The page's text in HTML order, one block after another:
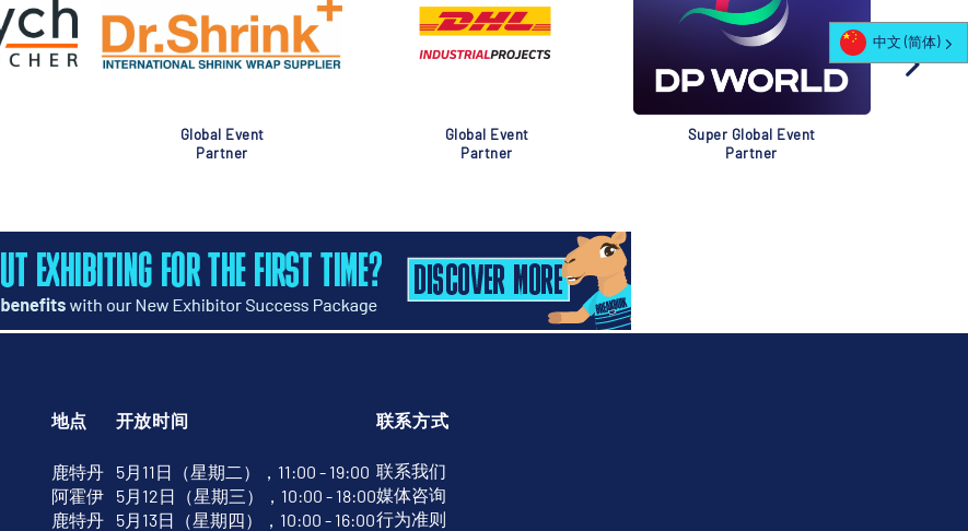
Global Event
Partner
Global Event
Partner
Super Global Event
Partner
地点
鹿特丹
阿霍伊
鹿特丹
开放时间
5月11日（星期二），11:00 - 19:00
5月12日（星期三），10:00 - 18:00
5月13日（星期四），10:00 - 16:00
联系方式
联系我们
媒体咨询
行为准则
中文 (简体)